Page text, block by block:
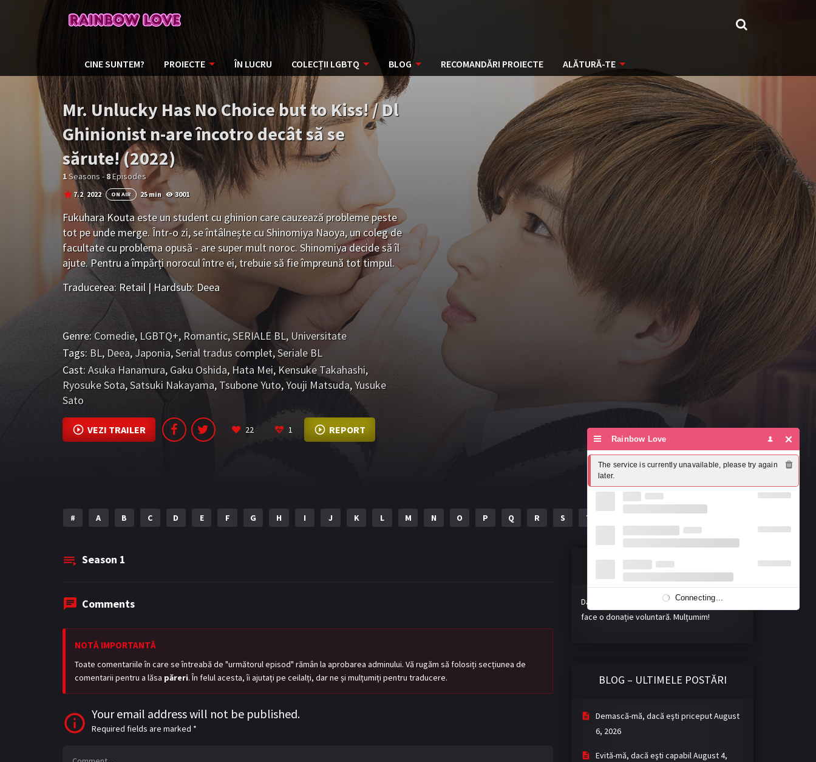
CINE SUNTEM? PROIECTE ÎN LUCRU COLECȚII LGBTQ BLOG RECOMANDĂRI PROIECTE ALĂTURĂ-TE
Mr. Unlucky Has No Choice but to Kiss! / Dl
Ghinionist n-are încotro decât să se
sărute! (2022)
1Seasons -8Episodes
7.2 2022 ON AIR 25 min 3001
Fukuhara Kouta este un student cu ghinion care cauzează probleme peste
tot pe unde merge. Într-o zi, se întâlnește cu Shinomiya Naoya, un coleg de
facultate cu problema opusă - are super mult noroc. Shinomiya decide să îl
ajute. Pentru a împărți norocul între ei, trebuie să fie împreună tot timpul.
Traducerea: Retail | Hardsub: Deea
Genre: Comedie, LGBTQ+, Romantic,SERIALE BL, Universitate
Tags: BL, Deea, Japonia,Serial tradus complet,Seriale BL
Cast:Asuka Hanamura, Gaku Oshida, Hata Mei, Kensuke Takahashi,
Ryosuke Sota,Satsuki Nakayama, Tsubone Yuto,Youji Matsuda,Yusuke
Sato
VEZI TRAILER 22 1 REPORT
# A B C D E F G H I J K L M N O P Q R S T
Season 1
Comments
NOTĂ IMPORTANTĂ
Toate comentariile în care se întreabă de "următorul episod" rămân la aprobarea adminului. Vă rugăm să folosiți secțiunea de
comentarii pentru a lăsa păreri. În felul acesta, îi ajutați pe ceilalți, dar ne și mulțumiți pentru traducere.
Your email address will not be published.
Required fields are marked *
Susțineți misiunea noastră!
Dacă vă place activitatea noastră, ne puteți
face o donație voluntară. Mulțumim!
BLOG – ULTIMELE POSTĂRI
Demască-mă, dacă eşti priceputAugust
6, 2026
Evită-mă, dacă eşti capabilAugust 4,
Rainbow Love
The service is currently unavailable, please try again
later.
Connecting...